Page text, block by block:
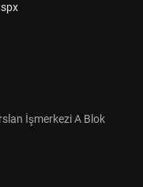
İşmerkezi A Blok